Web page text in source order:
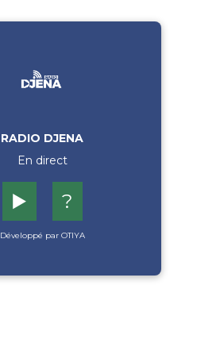
RADIO DJENA
En direct
▶️ ?
Développé par OTIYA